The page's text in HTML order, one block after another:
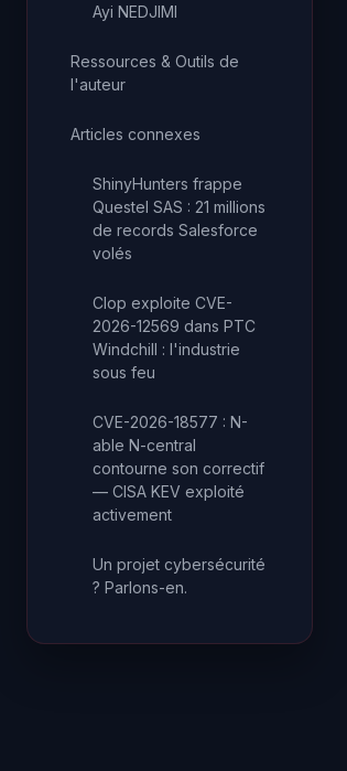
Ayi NEDJIMI
Ressources & Outils de
l'auteur
Articles connexes
ShinyHunters frappe
Questel SAS : 21 millions
de records Salesforce
volés
Clop exploite CVE-
2026-12569 dans PTC
Windchill : l'industrie
sous feu
CVE-2026-18577 : N-
able N-central
contourne son correctif
— CISA KEV exploité
activement
Un projet cybersécurité
? Parlons-en.